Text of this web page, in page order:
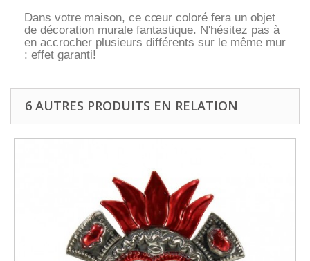
Dans votre maison, ce cœur coloré fera un objet
de décoration murale fantastique. N'hésitez pas à
en accrocher plusieurs différents sur le même mur
: effet garanti!
6 AUTRES PRODUITS EN RELATION